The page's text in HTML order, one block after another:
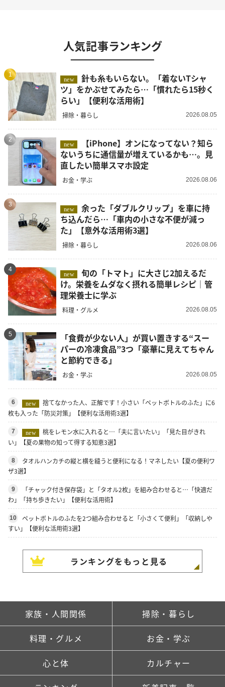
人気記事ランキング
1
new
針も糸もいらない。「着ないTシャ
ツ」をかぶせてみたら…「慣れたら15秒く
らい」【便利な活用術】
掃除・暮らし 2026.08.05
2
new
ないうちに通信量が増えているかも…。見
直したい簡単スマホ設定
お金・学ぶ 2026.08.06
3
new
余った「ダブルクリップ」を車に持
ち込んだら…「車内の小さな不便が減っ
た」【意外な活用術3選】
掃除・暮らし 2026.08.06
4
new
旬の「トマト」に大さじ2加えるだ
け。栄養をムダなく摂れる簡単レシピ｜管
理栄養士に学ぶ
料理・グルメ 2026.08.05
5
「食費が少ない人」が買い置きする“スー
パーの冷凍食品”3つ「豪華に見えてちゃん
と節約できる」
お金・学ぶ 2026.08.05
6 new
捨てなかった人、正解です！小さい「ペットボトルのふた」に6
枚も入った「防災対策」【便利な活用術3選】
7 new
桃をレモン水に入れると…「夫に言いたい」「見た目がきれ
い」【夏の果物の知って得する知恵3選】
8
タオルハンカチの縦と横を縫うと便利になる！マネしたい【夏の便利ワ
ザ3選】
9
「チャック付き保存袋」と「タオル2枚」を組み合わせると…「快適だ
わ」「持ち歩きたい」【便利な活用術】
10
ペットボトルのふたを2つ組み合わせると「小さくて便利」「収納しや
すい」【便利な活用術3選】
ランキングをもっと見る
家族・人間関係 掃除・暮らし
料理・グルメ お金・学ぶ
心と体 カルチャー